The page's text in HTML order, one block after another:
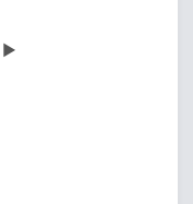
▶